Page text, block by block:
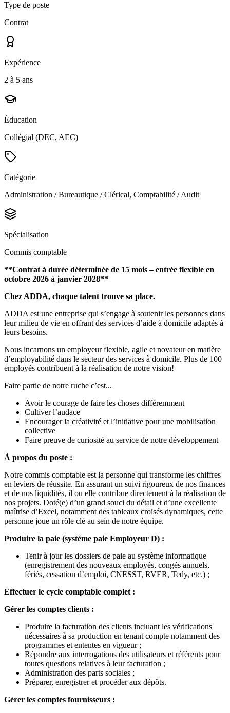
Type de poste
Contrat
Expérience
2 à 5 ans
Éducation
Collégial (DEC, AEC)
Catégorie
Administration / Bureautique / Clérical, Comptabilité / Audit
Spécialisation
Commis comptable
**Contrat à durée déterminée de 15 mois – entrée flexible en
octobre 2026 à janvier 2028**
Chez ADDA, chaque talent trouve sa place.
ADDA est une entreprise qui s’engage à soutenir les personnes dans
leur milieu de vie en offrant des services d’aide à domicile adaptés à
leurs besoins.
Nous incarnons un employeur flexible, agile et novateur en matière
d’employabilité dans le secteur des services à domicile. Plus de 100
employés contribuent à la réalisation de notre vision!
Faire partie de notre ruche c’est...
Avoir le courage de faire les choses différemment
Cultiver l’audace
Encourager la créativité et l’initiative pour une mobilisation
collective
Faire preuve de curiosité au service de notre développement
À propos du poste :
Notre commis comptable est la personne qui transforme les chiffres
en leviers de réussite. En assurant un suivi rigoureux de nos finances
et de nos liquidités, il ou elle contribue directement à la réalisation de
nos projets. Doté(e) d’un grand souci du détail et d’une excellente
maîtrise d’Excel, notamment des tableaux croisés dynamiques, cette
personne joue un rôle clé au sein de notre équipe.
Produire la paie (système paie Employeur D) :
Tenir à jour les dossiers de paie au système informatique
(enregistrement des nouveaux employés, congés annuels,
fériés, cessation d’emploi, CNESST, RVER, Tedy, etc.) ;
Effectuer le cycle comptable complet :
Gérer les comptes clients :
Produire la facturation des clients incluant les vérifications
nécessaires à sa production en tenant compte notamment des
programmes et ententes en vigueur ;
Répondre aux interrogations des utilisateurs et référents pour
toutes questions relatives à leur facturation ;
Administration des parts sociales ;
Préparer, enregistrer et procéder aux dépôts.
Gérer les comptes fournisseurs :